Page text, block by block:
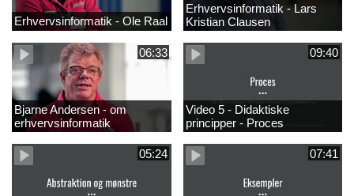
Erhvervsinformatik - Ole Raal
Erhvervsinformatik - Lars
Kristian Clausen
06:33
Bjarne Andersen - om
erhvervsinformatik
09:40
Video 5 - Didaktiske
principper - Proces
05:24 07:41